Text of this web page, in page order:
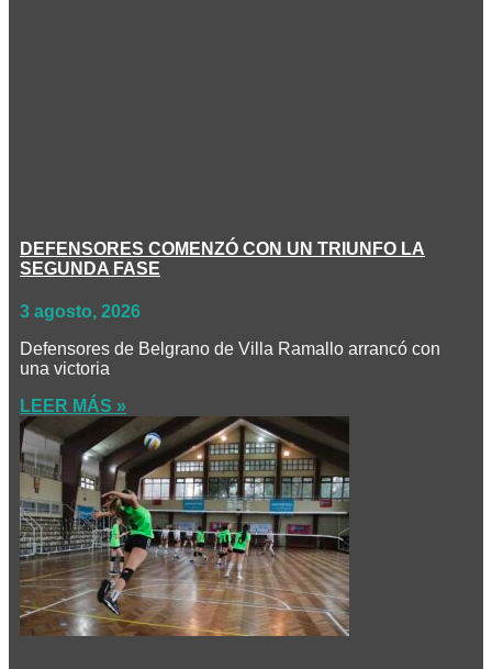
DEFENSORES COMENZÓ CON UN TRIUNFO LA
SEGUNDA FASE
3 agosto, 2026
Defensores de Belgrano de Villa Ramallo arrancó con
una victoria
LEER MÁS »